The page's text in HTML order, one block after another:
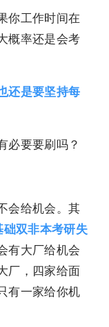
你工作时间在
概率还是会考
还是要坚持每
必要要刷吗？
会给机会。其
础双非本考研失
有大厂给机会
厂，四家给面
有一家给你机